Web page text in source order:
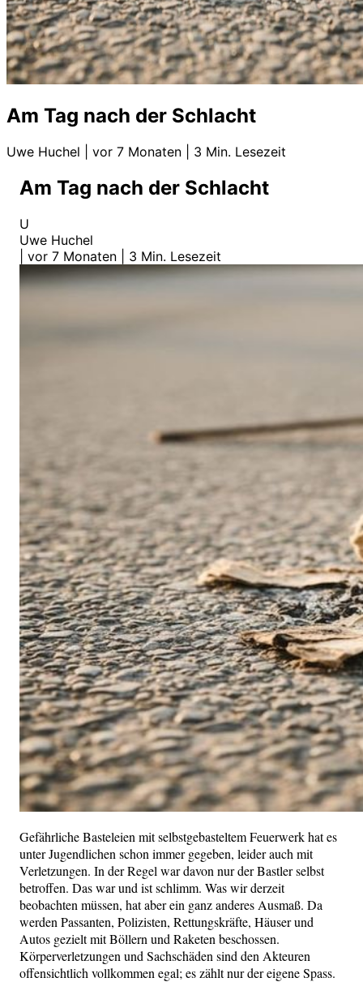
Am Tag nach der Schlacht
Uwe Huchel vor 7 Monaten 3 Min. Lesezeit
Am Tag nach der Schlacht
U
Uwe Huchel
vor 7 Monaten 3 Min. Lesezeit
Gefährliche Basteleien mit selbstgebasteltem Feuerwerk hat es
unter Jugendlichen schon immer gegeben, leider auch mit
Verletzungen. In der Regel war davon nur der Bastler selbst
betroffen. Das war und ist schlimm. Was wir derzeit
beobachten müssen, hat aber ein ganz anderes Ausmaß. Da
werden Passanten, Polizisten, Rettungskräfte, Häuser und
Autos gezielt mit Böllern und Raketen beschossen.
Körperverletzungen und Sachschäden sind den Akteuren
offensichtlich vollkommen egal; es zählt nur der eigene Spass.